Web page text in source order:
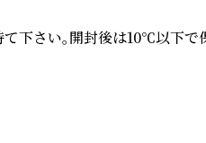
存時て下さい。開封